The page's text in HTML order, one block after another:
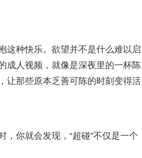
这种快乐。欲望并不是什么难以启
成人视频，就像是深夜里的一杯陈
让那些原本乏善可陈的时刻变得活
你就会发现，“超碰”不仅是一个